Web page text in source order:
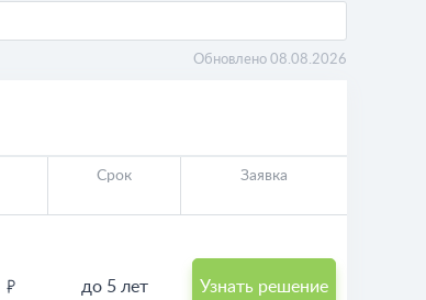
Обновлено 08.08.2026
Срок Заявка
до 5 лет Узнать решение